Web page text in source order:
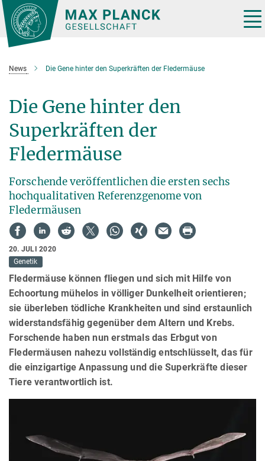
Hauptinhalt
News Die Gene hinter den Superkräften der Fledermäuse
Die Gene hinter den
Superkräften der
Fledermäuse
Forschende veröffentlichen die ersten sechs
hochqualitativen Referenzgenome von
Fledermäusen
20. JULI 2020
Genetik
Fledermäuse können fliegen und sich mit Hilfe von
Echoortung mühelos in völliger Dunkelheit orientieren;
sie überleben tödliche Krankheiten und sind erstaunlich
widerstandsfähig gegenüber dem Altern und Krebs.
Forschende haben nun erstmals das Erbgut von
Fledermäusen nahezu vollständig entschlüsselt, das für
die einzigartige Anpassung und die Superkräfte dieser
Tiere verantwortlich ist.